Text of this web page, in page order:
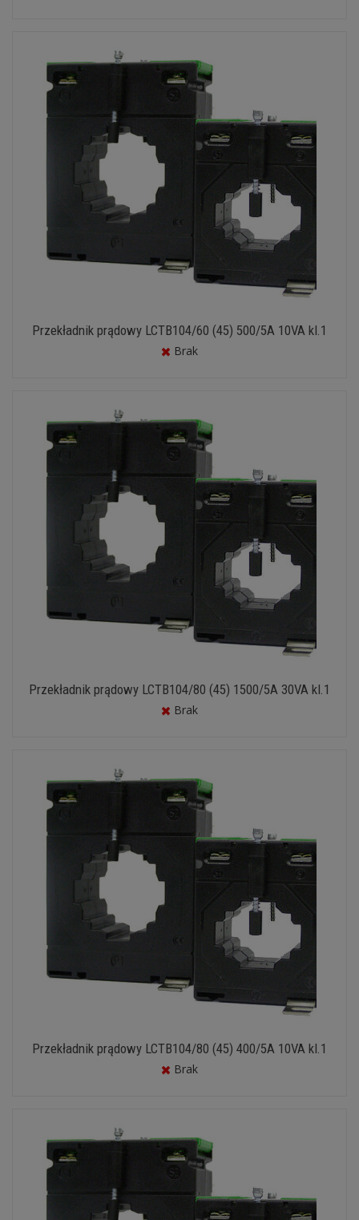
Przekładnik prądowy LCTB104/60 (45) 500/5A 10VA kl.1
Brak
Przekładnik prądowy LCTB104/80 (45) 1500/5A 30VA kl.1
Brak
Przekładnik prądowy LCTB104/80 (45) 400/5A 10VA kl.1
Brak